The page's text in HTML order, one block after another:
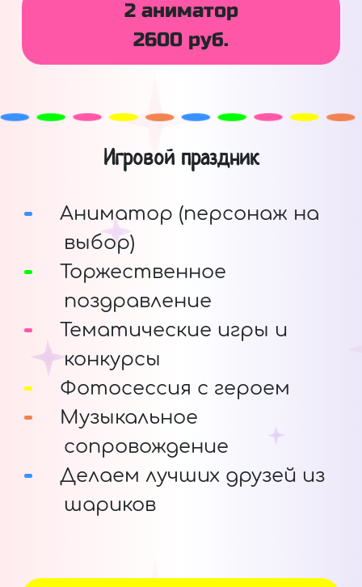
2 аниматор
2600 руб.
Игровой праздник
Аниматор (персонаж на
выбор)
Торжественное
поздравление
Тематические игры и
конкурсы
Фотосессия с героем
Музыкальное
сопровождение
Делаем лучших друзей из
шариков